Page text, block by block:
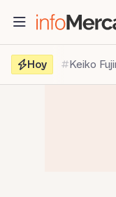
contenido
Hoy
Keiko